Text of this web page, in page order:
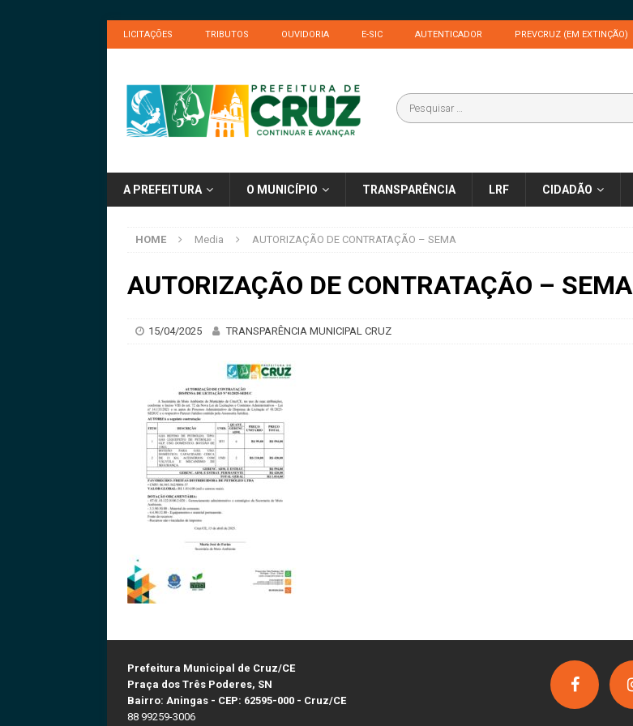
LICITAÇÕES TRIBUTOS OUVIDORIA E-SIC AUTENTICADOR PREVCRUZ (EM EXTINÇÃO)
A PREFEITURA O MUNICÍPIO TRANSPARÊNCIA LRF CIDADÃO
HOME Media AUTORIZAÇÃO DE CONTRATAÇÃO – SEMA
AUTORIZAÇÃO DE CONTRATAÇÃO – SEMA
15/04/2025 TRANSPARÊNCIA MUNICIPAL CRUZ
Prefeitura Municipal de Cruz/CE
Praça dos Três Poderes, SN
Bairro: Aningas - CEP: 62595-000 - Cruz/CE
88 99259-3006